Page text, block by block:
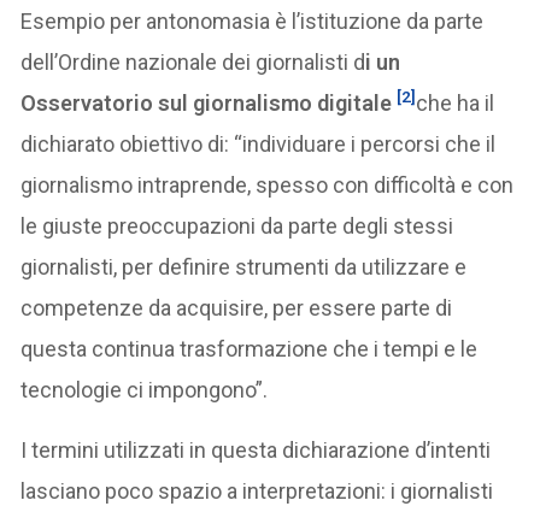
Esempio per antonomasia è l’istituzione da parte
dell’Ordine nazionale dei giornalisti di un
Osservatorio sul giornalismo digitale [2] che ha il
dichiarato obiettivo di: “individuare i percorsi che il
giornalismo intraprende, spesso con difficoltà e con
le giuste preoccupazioni da parte degli stessi
giornalisti, per definire strumenti da utilizzare e
competenze da acquisire, per essere parte di
questa continua trasformazione che i tempi e le
tecnologie ci impongono”.
I termini utilizzati in questa dichiarazione d’intenti
lasciano poco spazio a interpretazioni: i giornalisti